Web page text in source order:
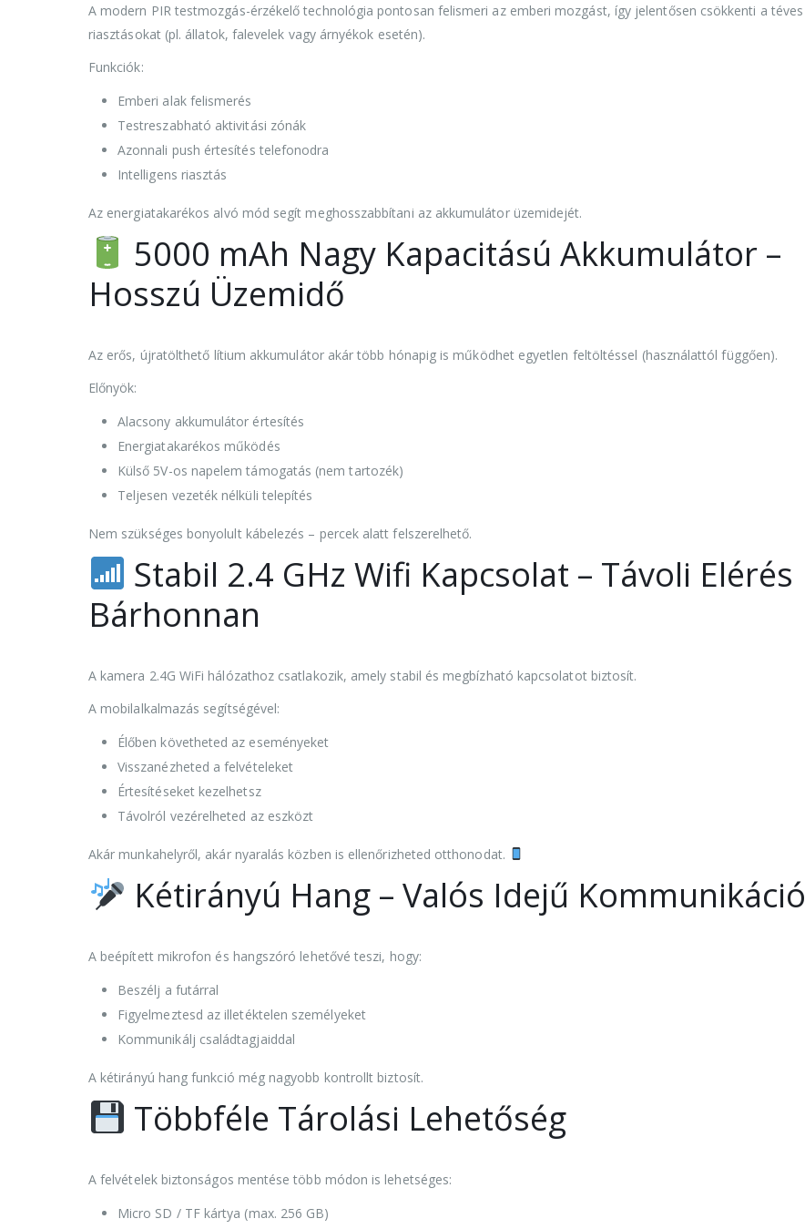
A modern PIR testmozgás-érzékelő technológia pontosan felismeri az emberi mozgást, így jelentősen csökkenti a téves
riasztásokat (pl. állatok, falevelek vagy árnyékok esetén).
Funkciók:
Emberi alak felismerés
Testreszabható aktivitási zónák
Azonnali push értesítés telefonodra
Intelligens riasztás
Az energiatakarékos alvó mód segít meghosszabbítani az akkumulátor üzemidejét.
5000 mAh Nagy Kapacitású Akkumulátor –
Hosszú Üzemidő
Az erős, újratölthető lítium akkumulátor akár több hónapig is működhet egyetlen feltöltéssel (használattól függően).
Előnyök:
Alacsony akkumulátor értesítés
Energiatakarékos működés
Külső 5V-os napelem támogatás (nem tartozék)
Teljesen vezeték nélküli telepítés
Nem szükséges bonyolult kábelezés – percek alatt felszerelhető.
Stabil 2.4 GHz Wifi Kapcsolat – Távoli Elérés
Bárhonnan
A kamera 2.4G WiFi hálózathoz csatlakozik, amely stabil és megbízható kapcsolatot biztosít.
A mobilalkalmazás segítségével:
Élőben követheted az eseményeket
Visszanézheted a felvételeket
Értesítéseket kezelhetsz
Távolról vezérelheted az eszközt
Akár munkahelyről, akár nyaralás közben is ellenőrizheted otthonodat.
Kétirányú Hang – Valós Idejű Kommunikáció
A beépített mikrofon és hangszóró lehetővé teszi, hogy:
Beszélj a futárral
Figyelmeztesd az illetéktelen személyeket
Kommunikálj családtagjaiddal
A kétirányú hang funkció még nagyobb kontrollt biztosít.
Többféle Tárolási Lehetőség
A felvételek biztonságos mentése több módon is lehetséges:
Micro SD / TF kártya (max. 256 GB)